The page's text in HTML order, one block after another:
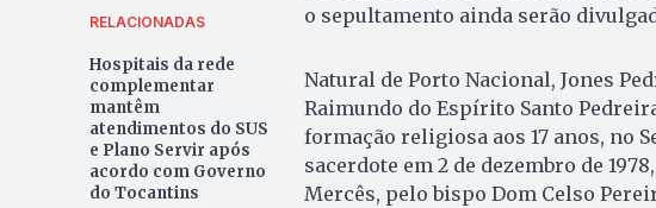
RELACIONADAS
Hospitais da rede
complementar
mantêm
atendimentos do SUS
e Plano Servir após
acordo com Governo
do Tocantins
o sepultamento ainda serão
Natural de Porto Nacional, Jones
Raimundo do Espírito Santo
formação religiosa aos 17 anos, no
sacerdote em 2 de dezembro de
Mercês, pelo bispo Dom Celso